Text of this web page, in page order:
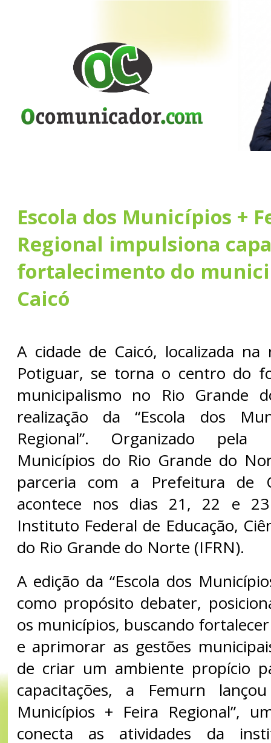
Escola dos Municípios +
Regional impulsiona
fortalecimento do
Caicó
A cidade de Caicó, localizada na
Potiguar, se torna o centro do
municipalismo no Rio Grande
realização da “Escola dos
Regional”. Organizado pela
Municípios do Rio Grande do
parceria com a Prefeitura de
acontece nos dias 21, 22 e
Instituto Federal de Educação,
do Rio Grande do Norte (IFRN).
A edição da “Escola dos
como propósito debater,
os municípios, buscando
e aprimorar as gestões
de criar um ambiente propício
capacitações, a Femurn
Municípios + Feira Regional”,
conecta as atividades da